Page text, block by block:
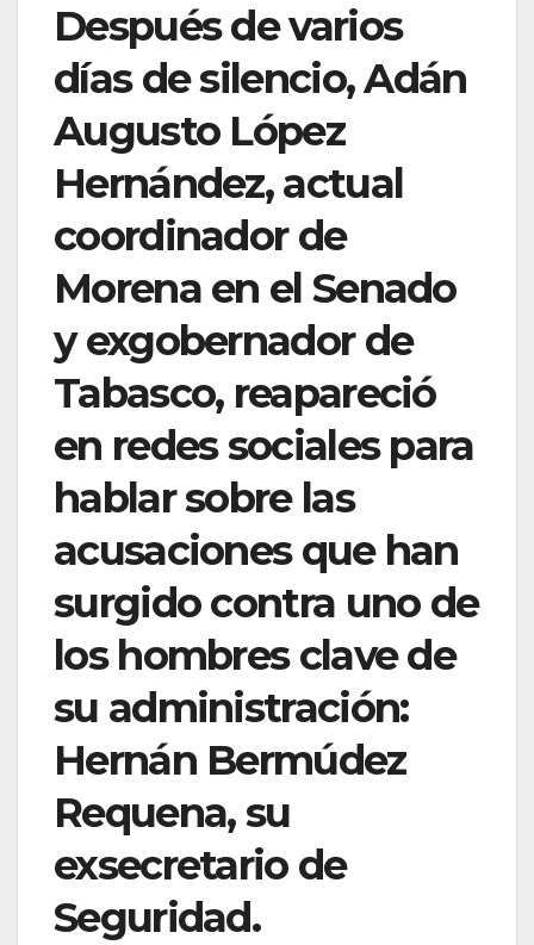
Después de varios
días de silencio, Adán
Augusto López
Hernández, actual
coordinador de
Morena en el Senado
y exgobernador de
Tabasco, reapareció
en redes sociales para
hablar sobre las
acusaciones que han
surgido contra uno de
los hombres clave de
su administración:
Hernán Bermúdez
Requena, su
exsecretario de
Seguridad.